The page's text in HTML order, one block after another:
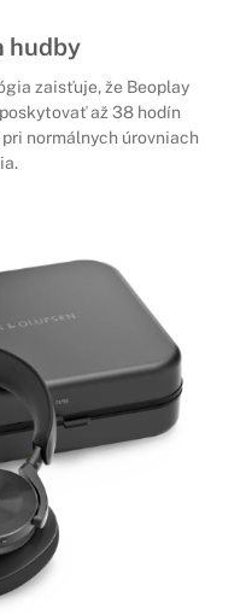
hudby
zaisťuje, že Beoplay
až 38 hodín
normálnych úrovniach